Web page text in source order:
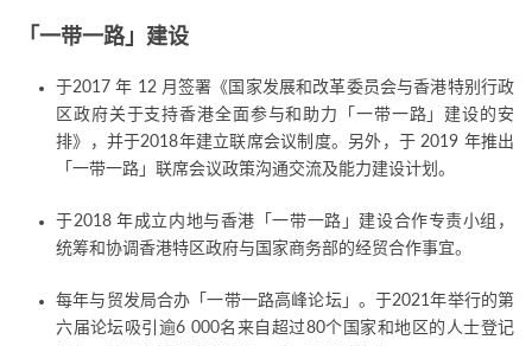
「一带一路」建设
于2017 年 12 月签署《国家发展和改革委员会与香港特别行政
区政府关于支持香港全面参与和助力「一带一路」建设的安
排》，并于2018年建立联席会议制度。另外，于 2019 年推出
「一带一路」联席会议政策沟通交流及能力建设计划。
于2018 年成立内地与香港「一带一路」建设合作专责小组，
统筹和协调香港特区政府与国家商务部的经贸合作事宜。
每年与贸发局合办「一带一路高峰论坛」。于2021年举行的第
六届论坛吸引逾6 000名来自超过80个国家和地区的人士登记